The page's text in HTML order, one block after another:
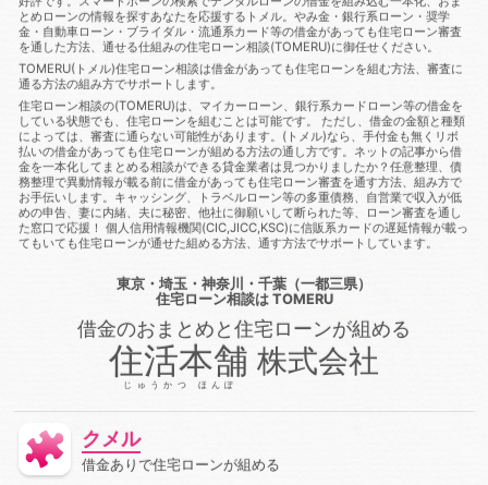
金あってもローン審査に通る
借金あってもローン審査に通る方
法
借金あっても住宅ローンに通る
借金あっても住宅ローン
に通る方法
借金あっても住宅ローン審査に通る
借金あって
も住宅ローン審査に通る方法
借金あっても審査に通った
借
金あっても審査に通る
借金あっても審査に通る方法
っても通る
借金あっても通る方法
借金があってもローンに
通る
借金があってもローンに通る方法
借金があってもロー
ン審査に通る
借金があってもローン審査に通る方法
借金が
あっても住宅ローンに通る
借金があっても住宅ローンに通る方
法
借金があっても住宅ローン審査に通る
借金があっても住
宅ローン審査に通る方法
借金があっても住宅ローン審査に通る
方法
借金があっても住宅ローン審査に通過することは可能
借金があっても審査に通る
借金があっても審査に通る
借金
があっても審査に通る方法
借金があっても組む方法
借金が
借金があってローンに通る
借金があってローン審査に通
借金があってローン審査に通る方法
借金があって住宅ロ
ーンに通る
借金があって住宅ローンに通る方法
借金があっ
て住宅ローン審査に通る
借金があって住宅ローン審査に通る方
借金があって審査に通る
借金があって審査に通る方法
借金があって通る
停止条件
書遺言
公示価格
便
再生 再調達価額 出納
利率
制度 労災保険 動産
とめローンの情報を探すあなたを応援するトメル。やみ金・銀行系ローン・奨学
金・自動車ローン・ブライダル・流通系カード等の借金があっても住宅ローン審査
を通した方法、通せる仕組みの住宅ローン相談(TOMERU)に御任せください。
TOMERU(トメル)住宅ローン相談は借金があっても住宅ローンを組む方法、審査に
通る方法の組み方でサポートします。
住宅ローン相談の(TOMERU)は、マイカーローン、銀行系カードローン等の借金を
している状態でも、住宅ローンを組むことは可能です。 ただし、借金の金額と種類
によっては、審査に通らない可能性があります。(トメル)なら、手付金も無くリボ
払いの借金があっても住宅ローンが組める方法の通し方です。ネットの記事から借
金を一本化してまとめる相談ができる貸金業者は見つかりましたか？任意整理、債
務整理で異動情報が載る前に借金があっても住宅ローン審査を通す方法、組み方で
お手伝いします。キャッシング、トラベルローン等の多重債務、自営業で収入が低
めの申告、妻に内緒、夫に秘密、他社に御願いして断られた等、ローン審査を通し
た窓口で応援！ 個人信用情報機関(CIC,JICC,KSC)に信販系カードの遅延情報が載っ
てもいても住宅ローンが通せた組める方法、通す方法でサポートしています。
東京・埼玉・神奈川・千葉（一都三県）
住宅ローン相談は TOMERU
借金のおまとめと住宅ローンが組める
住活本舗
じゅうかつ ほんぽ
株式会社
クメル
借金ありで住宅ローンが組める